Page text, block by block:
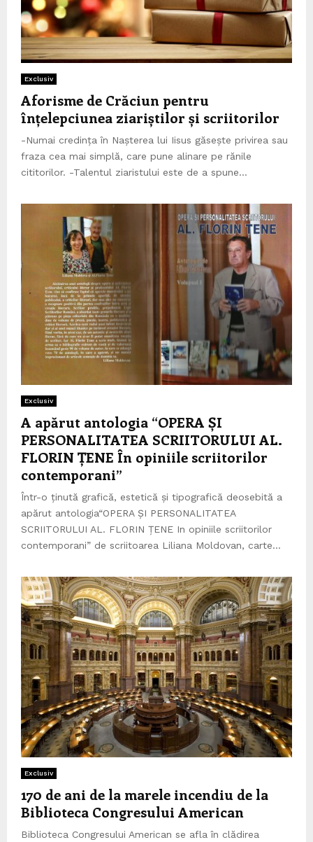
Exclusiv
Aforisme de Crăciun pentru
înțelepciunea ziariștilor și scriitorilor
-Numai credința în Nașterea lui Iisus găsește privirea sau
fraza cea mai simplă, care pune alinare pe rănile
cititorilor. -Talentul ziaristului este de a spune...
Exclusiv
A apărut antologia “OPERA ȘI
PERSONALITATEA SCRIITORULUI AL.
FLORIN ȚENE În opiniile scriitorilor
contemporani”
Într-o ținută grafică, estetică și tipografică deosebită a
apărut antologia“OPERA ȘI PERSONALITATEA
SCRIITORULUI AL. FLORIN ȚENE In opiniile scriitorilor
contemporani” de scriitoarea Liliana Moldovan, carte...
Exclusiv
170 de ani de la marele incendiu de la
Biblioteca Congresului American
Biblioteca Congresului American se afla în clădirea